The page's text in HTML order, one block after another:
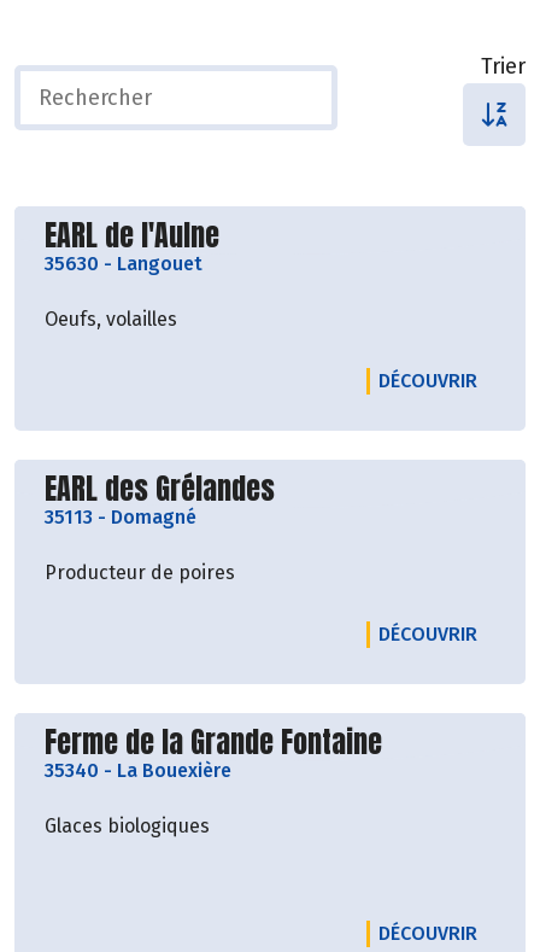
Trier
Découvrir le producteur
EARL de l'Aulne
35630 - Langouet
Oeufs, volailles
DÉCOUVRIR
Découvrir le producteur
EARL des Grélandes
35113 - Domagné
Producteur de poires
DÉCOUVRIR
Découvrir le producteur
Ferme de la Grande Fontaine
35340 - La Bouexière
Glaces biologiques
DÉCOUVRIR